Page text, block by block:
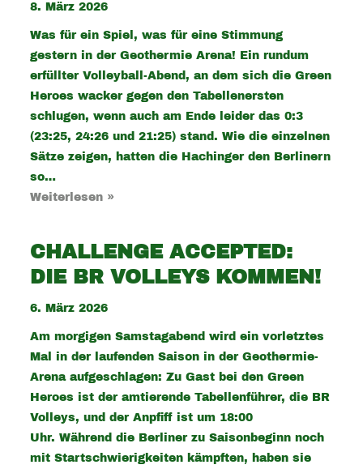
8. März 2026
Was für ein Spiel, was für eine Stimmung
gestern in der Geothermie Arena! Ein rundum
erfüllter Volleyball-Abend, an dem sich die Green
Heroes wacker gegen den Tabellenersten
schlugen, wenn auch am Ende leider das 0:3
(23:25, 24:26 und 21:25) stand. Wie die einzelnen
Sätze zeigen, hatten die Hachinger den Berlinern
so…
Weiterlesen »
CHALLENGE ACCEPTED:
DIE BR VOLLEYS KOMMEN!
6. März 2026
Am morgigen Samstagabend wird ein vorletztes
Mal in der laufenden Saison in der Geothermie-
Arena aufgeschlagen: Zu Gast bei den Green
Heroes ist der amtierende Tabellenführer, die BR
Volleys, und der Anpfiff ist um 18:00
Uhr. Während die Berliner zu Saisonbeginn noch
mit Startschwierigkeiten kämpften, haben sie